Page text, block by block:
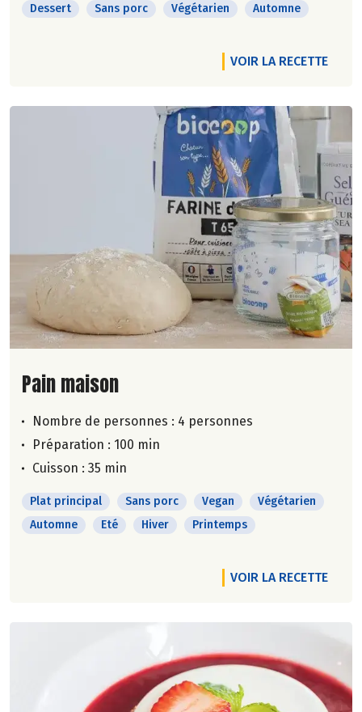
Dessert Sans porc Végétarien Automne
VOIR LA RECETTE
Lire la suite de la recette
Pain maison
Nombre de personnes : 4 personnes
Préparation : 100 min
Cuisson : 35 min
Plat principal Sans porc Vegan
Végétarien
Automne
Eté Hiver Printemps
VOIR LA RECETTE